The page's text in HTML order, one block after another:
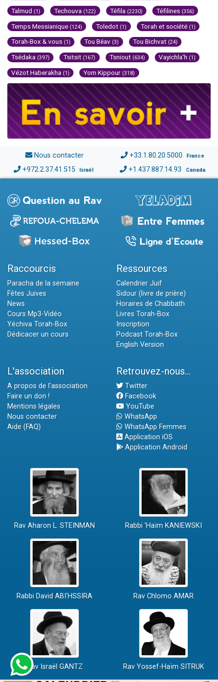
Talmud (1) Techouva (122) Téfila (2230) Téfilines (356)
Temps Messianique (124) Toledot (1) Torah et société (1)
Torah-Box & vous (1) Tou Béav (3) Tou Bichvat (24)
Tsédaka (397) Tsitsit (167) Tsniout (634) Vayichla'h (1)
Vézot Haberakha (1) Yom Kippour (318)
Nous contacter +33.1.80.20.5000 France
+972.2.37.41.515 Israël +1.437.887.14.93 Canada
Raccourcis
Paracha de la semaine
Fêtes Juives
News
Cours Mp3-Vidéo
Yéchiva Torah-Box
Dédicacer un cours
Ressources
Calendrier Juif
Sidour (livre de prière)
Horaires de Chabbath
Livres Torah-Box
Inscription
Podcast Torah-Box
English Version
L'association
A propos de l'association
Faire un don !
Mentions légales
Nous contacter
Aide (FAQ)
Retrouvez-nous...
Twitter
Facebook
YouTube
WhatsApp
WhatsApp Femmes
Application iOS
Application Android
Rav Aharon L. STEINMAN Rabbi 'Haïm KANIEWSKI
Rabbi David ABI'HSSIRA Rav Chlomo AMAR
Rav Israël GANTZ Rav Yossef-Haïm SITRUK